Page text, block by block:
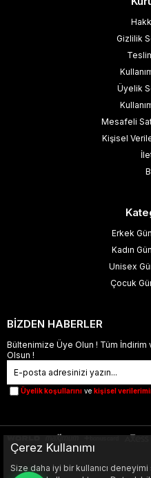
Gizlilik
Üyelik
Mesafeli
Kişisel
Erkek
Kadın
Unisex
Çocuk
BİZDEN HABERLER
Bültenimize Üye Olun ! Tüm İndirim
Olsun !
Üyelik koşullarını ve kişisel
Çerez Kullanımı
Size daha iyi bir kullanıcı